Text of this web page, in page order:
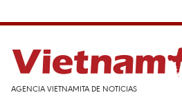
AGENCIA VIETNAMITA DE NOTICIAS